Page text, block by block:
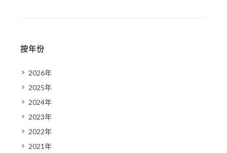
按年份
2026年
2025年
2024年
2023年
2022年
2021年